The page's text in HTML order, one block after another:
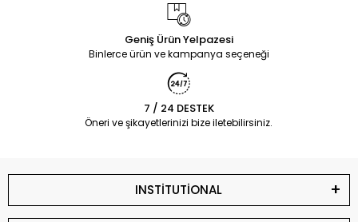
Geniş Ürün Yelpazesi
Binlerce ürün ve kampanya seçeneği
7 / 24 DESTEK
Öneri ve şikayetlerinizi bize iletebilirsiniz.
INSTİTUTİONAL